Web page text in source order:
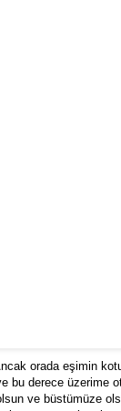
orada eşimin
bu derece üzerime
ve büstümüze